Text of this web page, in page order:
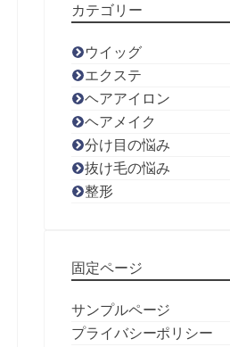
カテゴリー
ウイッグ
エクステ
ヘアアイロン
ヘアメイク
分け目の悩み
抜け毛の悩み
整形
固定ページ
サンプルページ
プライバシーポリシー